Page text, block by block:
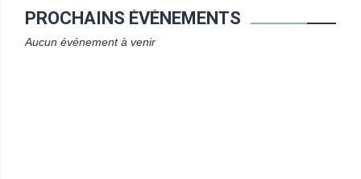
PROCHAINS ÉVÈNEMENTS
Aucun événement à venir